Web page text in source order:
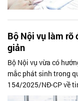
Bộ Nội vụ làm rõ
giản
Bộ Nội vụ vừa có
mắc phát sinh trong
154/2025/NĐ-CP về
trung vào việc xác